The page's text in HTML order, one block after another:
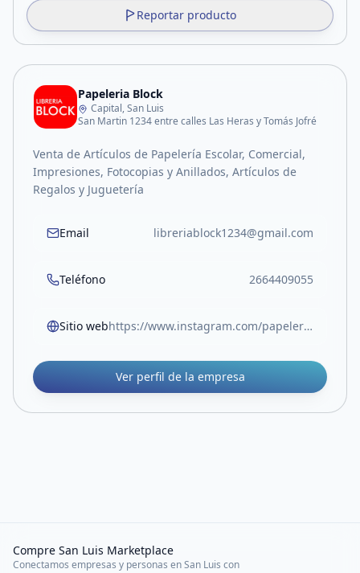
Reportar producto
Papeleria Block
Capital, San Luis
San Martin 1234 entre calles Las Heras y Tomás Jofré
Venta de Artículos de Papelería Escolar, Comercial,
Impresiones, Fotocopias y Anillados, Artículos de
Regalos y Juguetería
Email libreriablock1234@gmail.com
Teléfono 2664409055
Sitio web https://www.instagram.com/papeleriablock.sl?igsh=MW05Z3RocjUwOTlvOA%3D%3D
Ver perfil de la empresa
Compre San Luis Marketplace
Conectamos empresas y personas en San Luis con